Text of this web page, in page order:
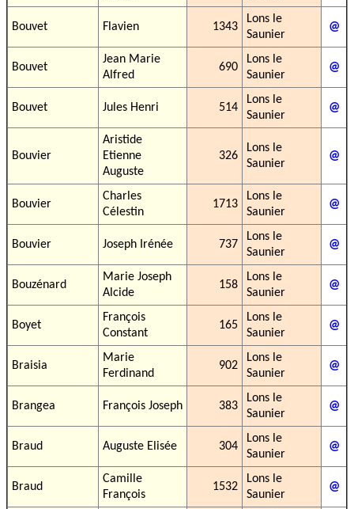
Bouvet Flavien 1343
Lons le
Saunier
@
Bouvet
Jean Marie
Alfred
690
Lons le
Saunier
@
Bouvet Jules Henri 514
Lons le
Saunier
@
Bouvier
Aristide
Etienne
Auguste
326
Lons le
Saunier
@
Bouvier
Charles
Célestin
1713
Lons le
Saunier
@
Bouvier Joseph Irénée 737
Lons le
Saunier
@
Bouzénard
Marie Joseph
Alcide
158
Lons le
Saunier
@
Boyet
François
Constant
165
Lons le
Saunier
@
Braisia
Marie
Ferdinand
902
Lons le
Saunier
@
Brangea François Joseph 383
Lons le
Saunier
@
Braud Auguste Elisée 304
Lons le
Saunier
@
Braud
Camille
François
1532
Lons le
Saunier
@